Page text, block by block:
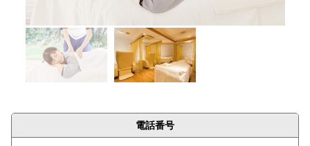
電話番号